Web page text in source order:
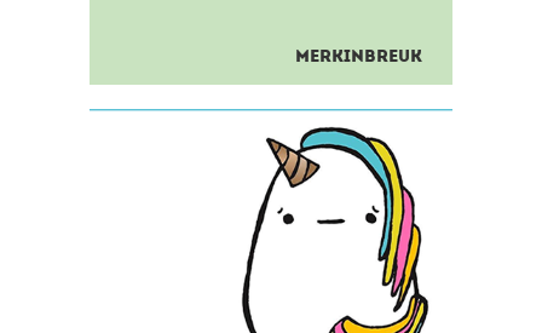
MERKINBREUK